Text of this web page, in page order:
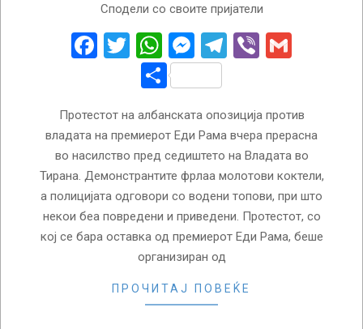
Сподели со своите пријатели
Facebook
Twitter
WhatsApp
Messenger
Telegram
Viber
Share
Протестот на албанската опозиција против
владата на премиерот Еди Рама вчера прерасна
во насилство пред седиштето на Владата во
Тирана. Демонстрантите фрлаа молотови коктели,
а полицијата одговори со водени топови, при што
некои беа повредени и приведени. Протестот, со
кој се бара оставка од премиерот Еди Рама, беше
организиран од
ПРОЧИТАЈ ПОВЕЌЕ